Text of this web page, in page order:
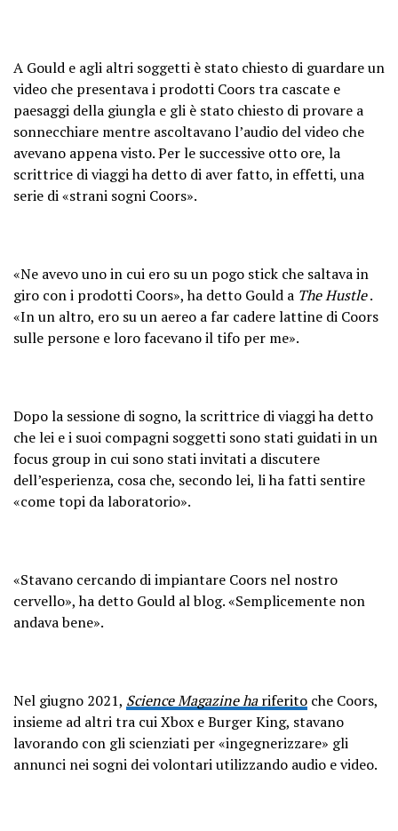
A Gould e agli altri soggetti è stato chiesto di guardare un
video che presentava i prodotti Coors tra cascate e
paesaggi della giungla e gli è stato chiesto di provare a
sonnecchiare mentre ascoltavano l’audio del video che
avevano appena visto. Per le successive otto ore, la
scrittrice di viaggi ha detto di aver fatto, in effetti, una
serie di «strani sogni Coors».
«Ne avevo uno in cui ero su un pogo stick che saltava in
giro con i prodotti Coors», ha detto Gould a The Hustle.
«In un altro, ero su un aereo a far cadere lattine di Coors
sulle persone e loro facevano il tifo per me».
Dopo la sessione di sogno, la scrittrice di viaggi ha detto
che lei e i suoi compagni soggetti sono stati guidati in un
focus group in cui sono stati invitati a discutere
dell’esperienza, cosa che, secondo lei, li ha fatti sentire
«come topi da laboratorio».
«Stavano cercando di impiantare Coors nel nostro
cervello», ha detto Gould al blog. «Semplicemente non
andava bene».
Nel giugno 2021, Science Magazine hariferito che Coors,
insieme ad altri tra cui Xbox e Burger King, stavano
lavorando con gli scienziati per «ingegnerizzare» gli
annunci nei sogni dei volontari utilizzando audio e video.